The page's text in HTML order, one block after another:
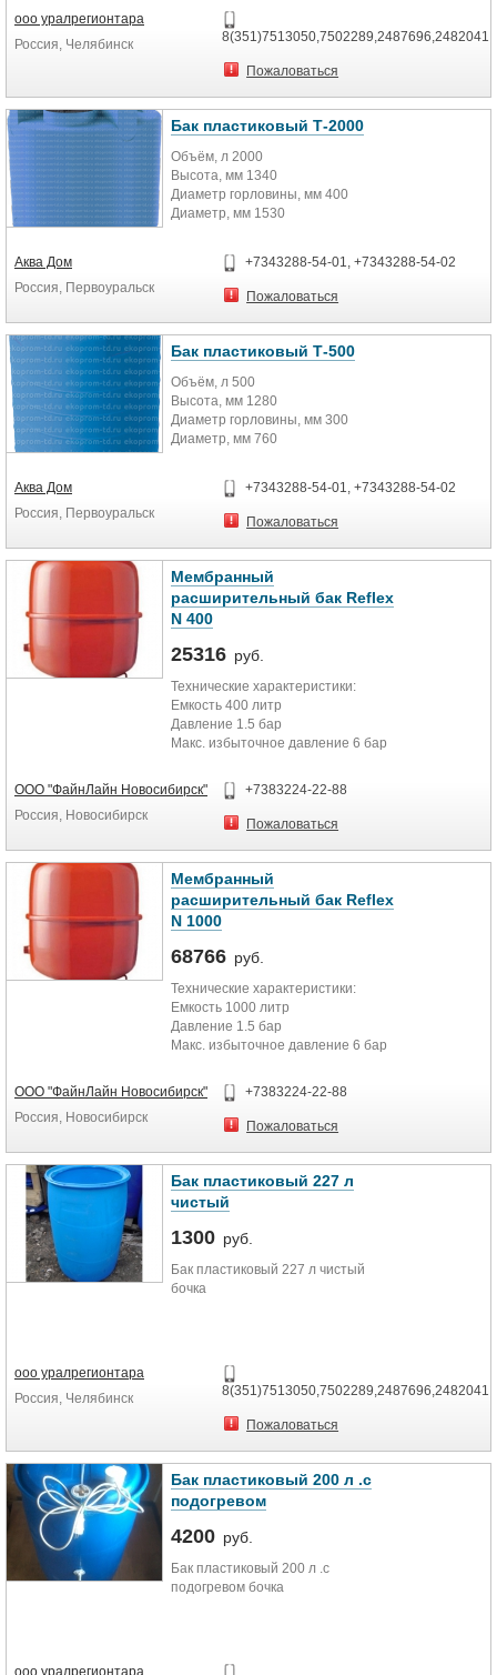
ооо уралрегионтара
Россия, Челябинск
8(351)7513050,7502289,2487696,2482041
Пожаловаться
Бак пластиковый Т-2000
Объём, л 2000
Высота, мм 1340
Диаметр горловины, мм 400
Диаметр, мм 1530
Аква Дом
Россия, Первоуральск
+7343288-54-01, +7343288-54-02
Пожаловаться
Бак пластиковый Т-500
Объём, л 500
Высота, мм 1280
Диаметр горловины, мм 300
Диаметр, мм 760
Аква Дом
Россия, Первоуральск
+7343288-54-01, +7343288-54-02
Пожаловаться
Мембранный
расширительный бак Reflex
N 400
25316 руб.
Технические характеристики:
Емкость 400 литр
Давление 1.5 бар
Макс. избыточное давление 6 бар
Присоединение 1``
Размер (высота) 1075 мм
Диаметр 740 мм
Вес брутто, кг 71,5
Объём упаковки товара, м3 0,589
Длина упаковки товара, м 0,74
Ширина упаковки товара, м 0,74
Высота упаковки товара, м 1,075
ООО "ФайнЛайн Новосибирск"
Россия, Новосибирск
+7383224-22-88
Пожаловаться
Мембранный
расширительный бак Reflex
N 1000
68766 руб.
Технические характеристики:
Емкость 1000 литр
Давление 1.5 бар
Макс. избыточное давление 6 бар
Присоединение 1``
Размер (высота) 2430 мм
Диаметр 740 мм
Вес брутто, кг 125
Объём упаковки товара, м3 1,331
Длина упаковки товара, м 0,78
Ширина упаковки товара, м 0,781
ООО "ФайнЛайн Новосибирск"
Россия, Новосибирск
+7383224-22-88
Пожаловаться
Бак пластиковый 227 л
чистый
1300 руб.
Бак пластиковый 227 л чистый
бочка
ооо уралрегионтара
Россия, Челябинск
8(351)7513050,7502289,2487696,2482041
Пожаловаться
Бак пластиковый 200 л .с
подогревом
4200 руб.
Бак пластиковый 200 л .с
подогревом бочка
ооо уралрегионтара